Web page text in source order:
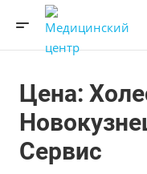
Цена:
Сервис